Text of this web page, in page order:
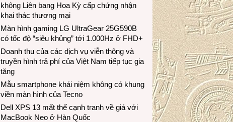
không Liên bang Hoa Kỳ cấp chứng nhận
khai thác thương mại
Màn hình gaming LG UltraGear 25G590B
có tốc độ “siêu khủng” tới 1.000Hz ở FHD+
Doanh thu của các dịch vụ viễn thông và
truyền hình trả phí của Việt Nam tiếp tục gia
tăng
Mẫu smartphone khái niệm không có khung
viền màn hình của Tecno
Dell XPS 13 mất thế cạnh tranh về giá với
MacBook Neo ở Hàn Quốc